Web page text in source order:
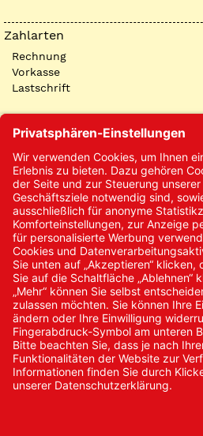
Zahlarten
Rechnung
Vorkasse
Lastschrift
Kontakt
Kontakt/Anfrage
Neukundenanmeldung
Kennwort vergessen
Bestellungen
Sendung verfolgen